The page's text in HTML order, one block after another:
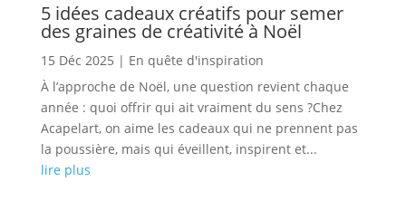
5 idées cadeaux créatifs pour semer
des graines de créativité à Noël
15 Déc 2025 | En quête d'inspiration
À l’approche de Noël, une question revient chaque
année : quoi offrir qui ait vraiment du sens ?Chez
Acapelart, on aime les cadeaux qui ne prennent pas
la poussière, mais qui éveillent, inspirent et...
lire plus